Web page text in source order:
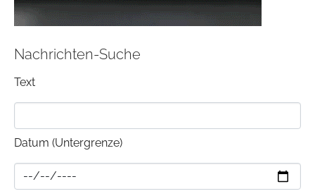
Nachrichten-Suche
Text
Datum (Untergrenze)